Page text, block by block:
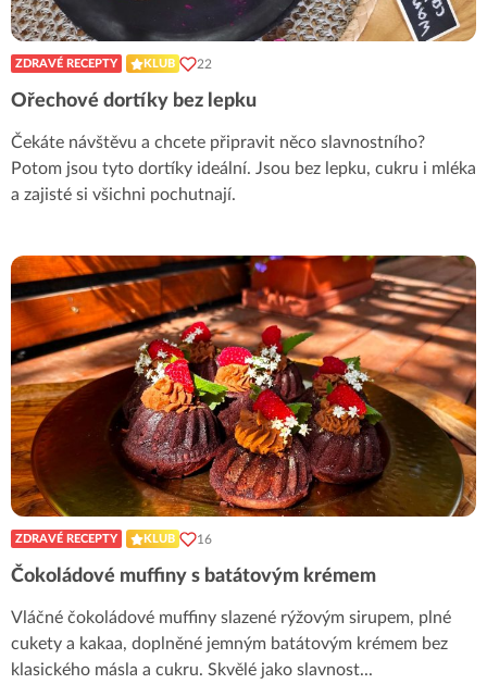
ZDRAVÉ RECEPTY KLUB 22
Ořechové dortíky bez lepku
Čekáte návštěvu a chcete připravit něco slavnostního?
Potom jsou tyto dortíky ideální. Jsou bez lepku, cukru i mléka
a zajisté si všichni pochutnají.
ZDRAVÉ RECEPTY KLUB 16
Čokoládové muffiny s batátovým krémem
Vláčné čokoládové muffiny slazené rýžovým sirupem, plné
cukety a kakaa, doplněné jemným batátovým krémem bez
klasického másla a cukru. Skvělé jako slavnost...